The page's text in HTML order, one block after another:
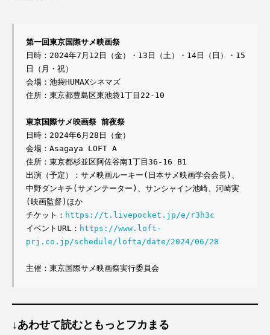
第一回東京国際サメ映画祭
日時：2024年7月12日（金）・13日（土）・14日（日）・15
日（月・祝）
会場：池袋HUMAXシネマズ
住所：東京都豊島区東池袋1丁目22-10
東京国際サメ映画祭 前夜祭
日時：2024年6月28日（金）
会場：Asagaya LOFT A
住所：東京都杉並区阿佐谷南1丁目36-16 B1
出演（予定）：サメ映画ルーキー(日本サメ映画学会会長)、
中野ダンキチ(サメンテーター)、サンシャイン池崎、河崎実
(映画監督)ほか
チケット： https://t.livepocket.jp/e/r3h3c
イベントURL： https://www.loft-
prj.co.jp/schedule/lofta/date/2024/06/28
主催：東京国際サメ映画祭実行委員会
↓あわせて読むともっとフカまる